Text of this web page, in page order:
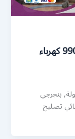
كراج المهبولة | كراج متنقل 99007355 كهرباء
بنجرجي
تصليح